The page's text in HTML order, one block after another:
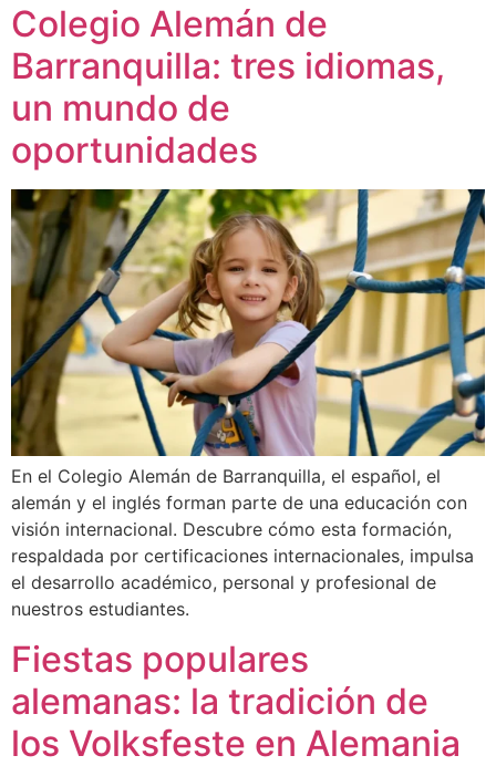
Colegio Alemán de
Barranquilla: tres idiomas,
un mundo de
oportunidades
En el Colegio Alemán de Barranquilla, el español, el
alemán y el inglés forman parte de una educación con
visión internacional. Descubre cómo esta formación,
respaldada por certificaciones internacionales, impulsa
el desarrollo académico, personal y profesional de
nuestros estudiantes.
Fiestas populares
alemanas: la tradición de
los Volksfeste en Alemania